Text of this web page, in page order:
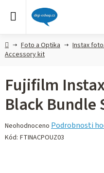
DomůFoto a Optika Instax
Accessory kit
Fujifilm
Black Bundle
Průměrné
hodnocení
Neohodnoceno Podrobnosti
Kód: FTINACPOUZ03